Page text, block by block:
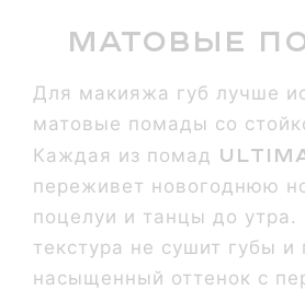
Матовые
Для макияжа губ лучше
матовые помады со
Каждая из помад
переживет новогоднюю
поцелуи и танцы до утра.
текстура не сушит губы и
насыщенный оттенок с